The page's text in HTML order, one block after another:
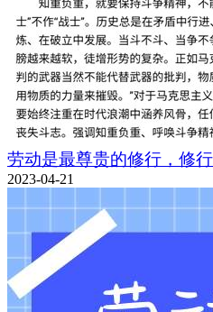
劳动是最尊贵的修行，修
2023-04-21